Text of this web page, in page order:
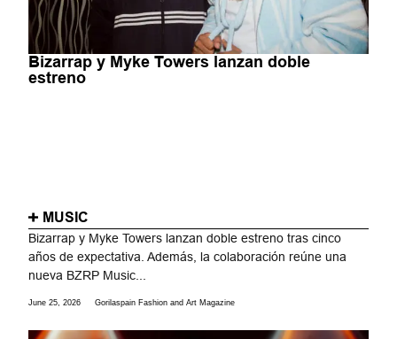
Bizarrap y Myke Towers lanzan doble
estreno
MUSIC
Bizarrap y Myke Towers lanzan doble estreno tras cinco
años de expectativa. Además, la colaboración reúne una
nueva BZRP Music...
June 25, 2026 Gorilaspain Fashion and Art Magazine